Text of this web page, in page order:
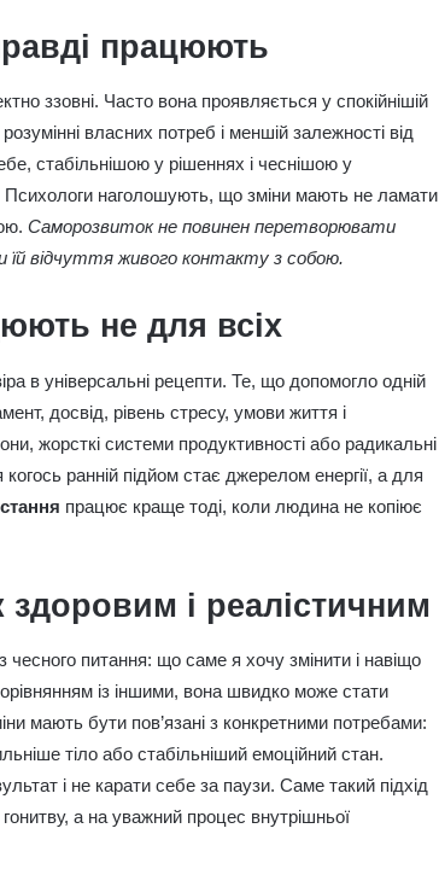
працюють
ззовні. Часто вона проявляється у спокійнішій
власних потреб і меншій залежності від
стабільнішою у рішеннях і чеснішою у
Психологи наголошують, що зміни мають не ламати
Саморозвиток не повинен перетворювати
їй відчуття живого контакту з собою.
не для всіх
в універсальні рецепти. Те, що допомогло одній
досвід, рівень стресу, умови життя і
жорсткі системи продуктивності або радикальні
ранній підйом стає джерелом енергії, а для
працює краще тоді, коли людина не копіює
і реалістичним
питання: що саме я хочу змінити і навіщо
із іншими, вона швидко може стати
мають бути пов’язані з конкретними потребами:
тіло або стабільніший емоційний стан.
і не карати себе за паузи. Саме такий підхід
а на уважний процес внутрішньої
на 3–9 серпня: доля підкине
сюрпризи
Як надмірне споживання солоного
впливає на організм: приховані
ризики для здоров’я